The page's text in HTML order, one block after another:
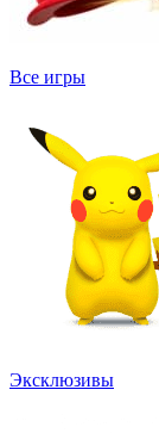
Все игры
Эксклюзивы